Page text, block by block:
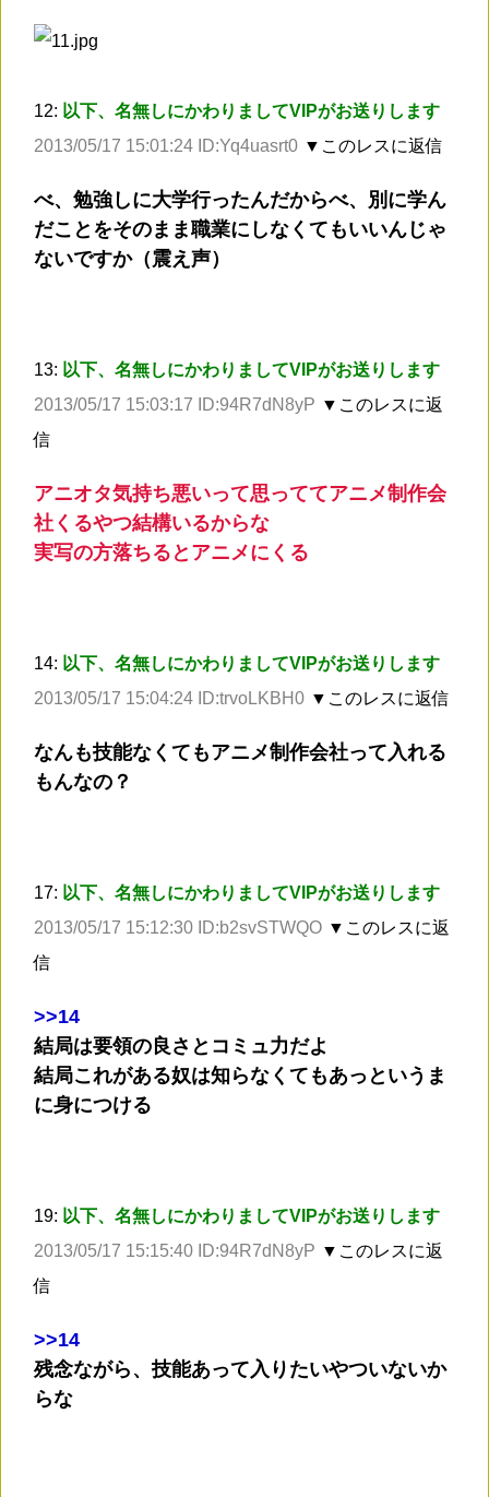
12: 以下、名無しにかわりましてVIPがお送りします
2013/05/17 15:01:24 ID:Yq4uasrt0 ▼このレスに返信
べ、勉強しに大学行ったんだからべ、別に学ん
だことをそのまま職業にしなくてもいいんじゃ
ないですか（震え声）
13: 以下、名無しにかわりましてVIPがお送りします
2013/05/17 15:03:17 ID:94R7dN8yP ▼このレスに返
信
アニオタ気持ち悪いって思っててアニメ制作会
社くるやつ結構いるからな
実写の方落ちるとアニメにくる
14: 以下、名無しにかわりましてVIPがお送りします
2013/05/17 15:04:24 ID:trvoLKBH0 ▼このレスに返信
なんも技能なくてもアニメ制作会社って入れる
もんなの？
17: 以下、名無しにかわりましてVIPがお送りします
2013/05/17 15:12:30 ID:b2svSTWQO ▼このレスに返
信
>>14
結局は要領の良さとコミュ力だよ
結局これがある奴は知らなくてもあっというま
に身につける
19: 以下、名無しにかわりましてVIPがお送りします
2013/05/17 15:15:40 ID:94R7dN8yP ▼このレスに返
信
>>14
残念ながら、技能あって入りたいやついないか
らな